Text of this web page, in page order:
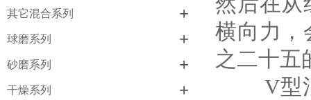
其它混合系列 +
球磨系列 +
砂磨系列 +
干燥系列 +
横向力，
之二十五
V型混